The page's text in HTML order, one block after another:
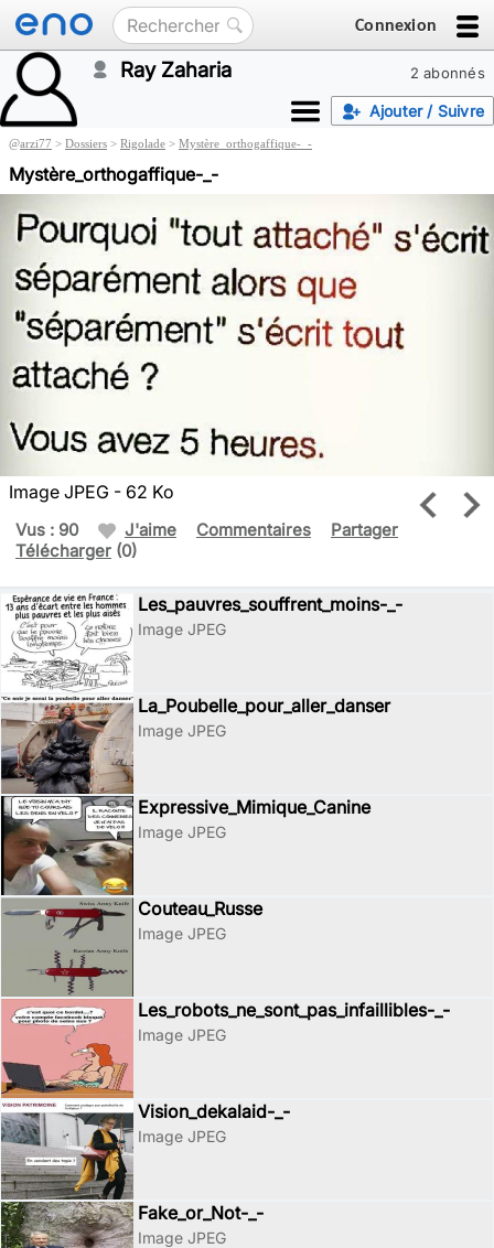
Connexion
2 abonnés
Ray Zaharia
Ajouter / Suivre
@arzi77 > Dossiers > Rigolade > Mystère_orthogaffique-_-
Mystère_orthogaffique-_-
Image JPEG - 62 Ko
Vus : 90 J'aime Commentaires
Partager
Télécharger (0)
Les_pauvres_souffrent_moins-_-
Image JPEG
La_Poubelle_pour_aller_danser
Image JPEG
Expressive_Mimique_Canine
Image JPEG
Couteau_Russe
Image JPEG
Les_robots_ne_sont_pas_infaillibles-_-
Image JPEG
Vision_dekalaid-_-
Image JPEG
Fake_or_Not-_-
Image JPEG